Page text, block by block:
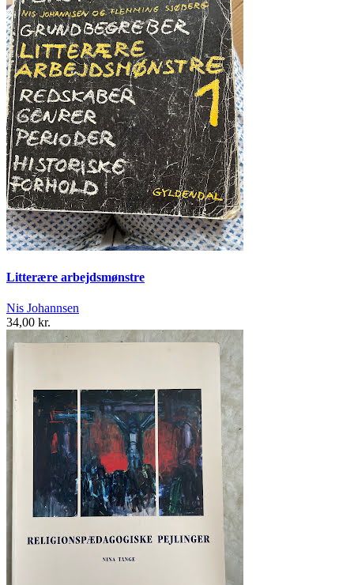
Litterære arbejdsmønstre
Nis Johannsen
34,00 kr.